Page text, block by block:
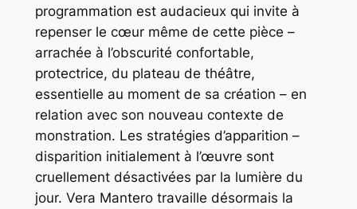
programmation est audacieux qui invite à
repenser le cœur même de cette pièce –
arrachée à l’obscurité confortable,
protectrice, du plateau de théâtre,
essentielle au moment de sa création – en
relation avec son nouveau contexte de
monstration. Les stratégies d’apparition –
disparition initialement à l’œuvre sont
cruellement désactivées par la lumière du
jour. Vera Mantero travaille désormais la